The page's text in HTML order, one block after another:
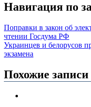
Навигация по
Поправки в закон об
чтении Госдума РФ
Украинцев и белорусов
экзамена
Похожие записи